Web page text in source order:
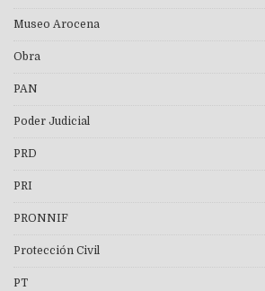
Museo Arocena
Obra
PAN
Poder Judicial
PRD
PRI
PRONNIF
Protección Civil
PT